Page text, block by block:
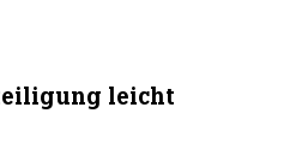
leicht